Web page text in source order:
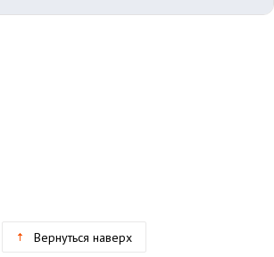
Вернуться наверх